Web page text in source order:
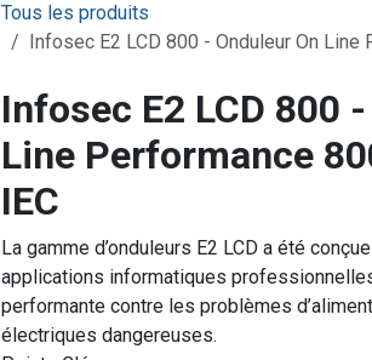
Tous les produits
Infosec E2 LCD 800 - Onduleur On
Infosec E2 LCD 800
Line Performance
IEC
La gamme d’onduleurs E2 LCD a été
applications informatiques
performante contre les problèmes
électriques dangereuses.